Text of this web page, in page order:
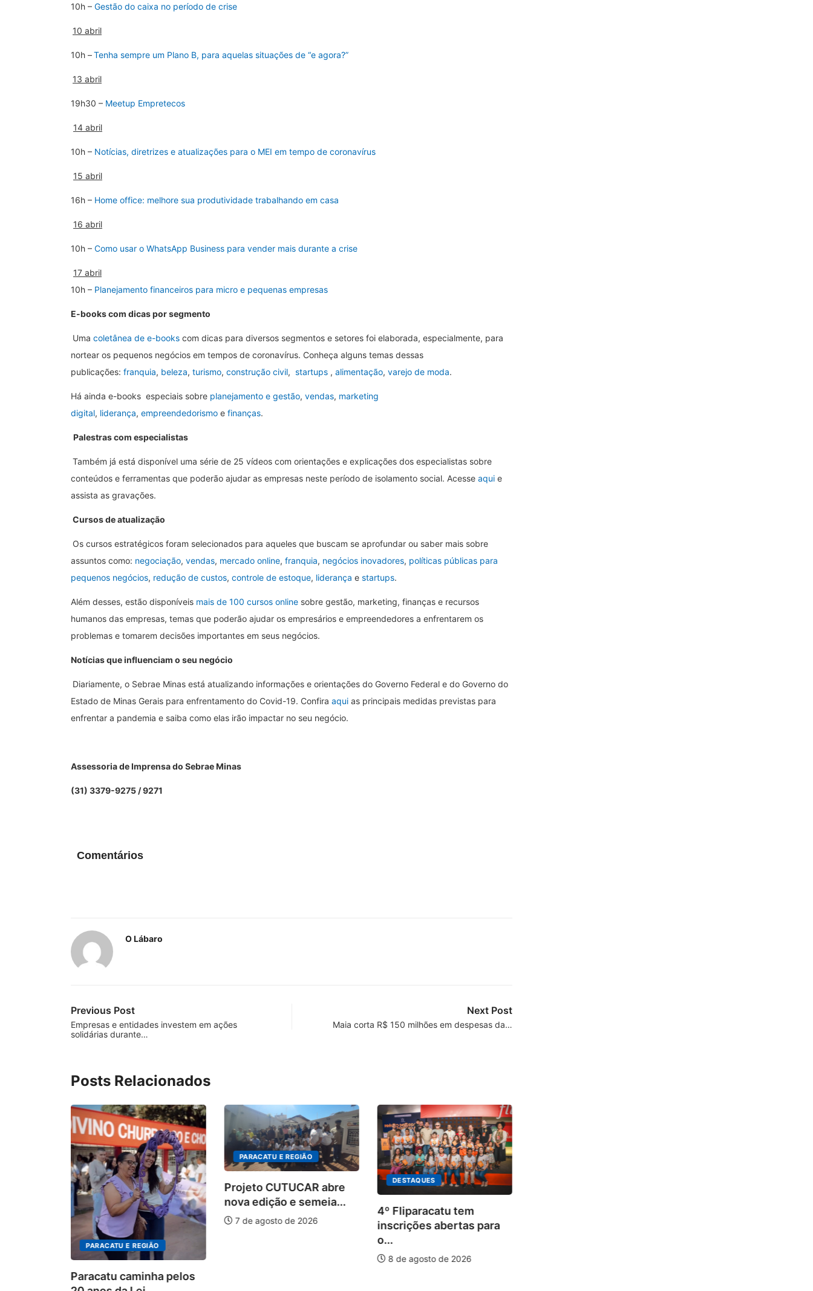
10h – Gestão do caixa no período de crise
10 abril
10h –Tenha sempre um Plano B, para aquelas situações de “e agora?”
13 abril
19h30 – Meetup Empretecos
14 abril
10h – Notícias, diretrizes e atualizações para o MEI em tempo de coronavírus
15 abril
16h – Home office: melhore sua produtividade trabalhando em casa
16 abril
10h – Como usar o WhatsApp Business para vender mais durante a crise
17 abril
10h – Planejamento financeiros para micro e pequenas empresas
E-books com dicas por segmento
Uma coletânea de e-books com dicas para diversos segmentos e setores foi elaborada, especialmente, para
nortear os pequenos negócios em tempos de coronavírus. Conheça alguns temas dessas
publicações: franquia, beleza, turismo, construção civil, startups , alimentação, varejo de moda.
Há ainda e-books especiais sobre planejamento e gestão, vendas, marketing
digital, liderança, empreendedorismo e finanças.
Palestras com especialistas
Também já está disponível uma série de 25 vídeos com orientações e explicações dos especialistas sobre
conteúdos e ferramentas que poderão ajudar as empresas neste período de isolamento social. Acesse aqui e
assista as gravações.
Cursos de atualização
Os cursos estratégicos foram selecionados para aqueles que buscam se aprofundar ou saber mais sobre
assuntos como: negociação, vendas, mercado online, franquia, negócios inovadores, políticas públicas para
pequenos negócios, redução de custos, controle de estoque, liderança e startups.
Além desses, estão disponíveis mais de 100 cursos online sobre gestão, marketing, finanças e recursos
humanos das empresas, temas que poderão ajudar os empresários e empreendedores a enfrentarem os
problemas e tomarem decisões importantes em seus negócios.
Notícias que influenciam o seu negócio
Diariamente, o Sebrae Minas está atualizando informações e orientações do Governo Federal e do Governo do
Estado de Minas Gerais para enfrentamento do Covid-19. Confira aqui as principais medidas previstas para
enfrentar a pandemia e saiba como elas irão impactar no seu negócio.
Assessoria de Imprensa do Sebrae Minas
(31) 3379-9275 / 9271
Comentários
O Lábaro
Previous Post
Empresas e entidades investem em ações
solidárias durante…
Next Post
Maia corta R$ 150 milhões em despesas da…
Posts Relacionados
PARACATU E REGIÃO
Paracatu caminha pelos
PARACATU E REGIÃO
Projeto CUTUCAR abre
nova edição e semeia...
7 de agosto de 2026
DESTAQUES
4º Fliparacatu tem
inscrições abertas para
o...
8 de agosto de 2026